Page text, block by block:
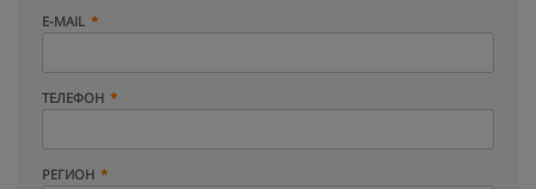
E-MAIL
ТЕЛЕФОН
РЕГИОН